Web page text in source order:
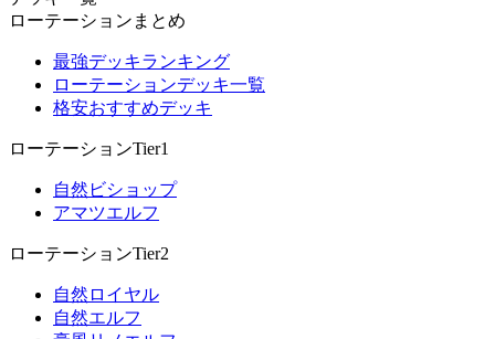
ローテーションまとめ
最強デッキランキング
ローテーションデッキ一覧
格安おすすめデッキ
ローテーションTier1
自然ビショップ
アマツエルフ
ローテーションTier2
自然ロイヤル
自然エルフ